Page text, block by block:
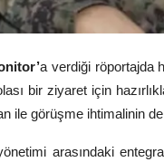
a verdiği röportajda
bir ziyaret için
ile görüşme ihtimalinin
arasındaki